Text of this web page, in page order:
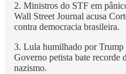
2. Ministros do STF em
Wall Street Journal acusa
contra democracia brasileira.
3. Lula humilhado por Trump
Governo petista bate recorde
nazismo.